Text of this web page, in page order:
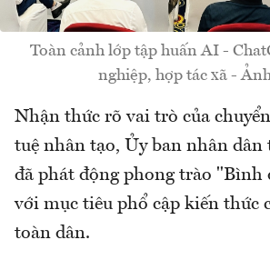
Toàn cảnh lớp tập huấn AI -
nghiệp, hợp tác xã -
Nhận thức rõ vai trò của
tuệ nhân tạo, Ủy ban nhân
đã phát động phong trào "Bình
với mục tiêu phổ cập kiến thức
toàn dân.